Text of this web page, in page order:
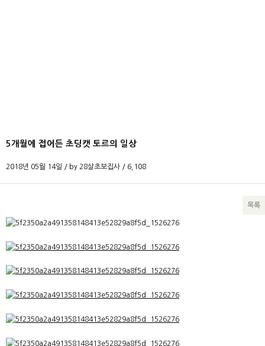
5개월에 접어든 초딩캣 토르의 일상
2018년 05월 14일 / by 28살초보집사 / 6,108
목록
본문